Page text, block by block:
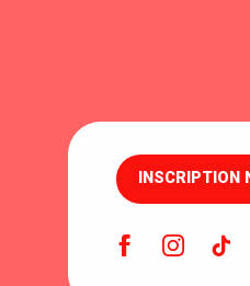
INSCRIPTION